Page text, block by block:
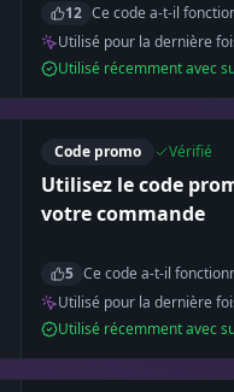
12 Ce code a-t-il
Utilisé pour la dernière
Utilisé récemment avec
Code promo Vérifié
Utilisez le code
votre commande
5 Ce code a-t-il
Utilisé pour la dernière
Utilisé récemment avec